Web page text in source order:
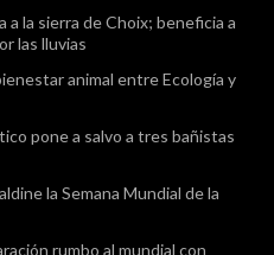
a la sierra de Choix; beneficia a
las lluvias
animal entre Ecología y
pone a salvo a tres bañistas
la Semana Mundial de la
rumbo al mundial con